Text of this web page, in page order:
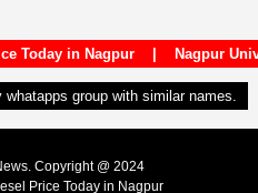
Today in Nagpur| Nagpur
group with similar names.
Copyright @ 2024
Price Today in Nagpur